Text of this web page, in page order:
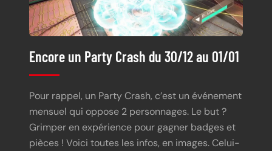
Encore un Party Crash du 30/12 au 01/01
Pour rappel, un Party Crash, c’est un événement
mensuel qui oppose 2 personnages. Le but ?
Grimper en expérience pour gagner badges et
pièces ! Voici toutes les infos, en images. Celui-